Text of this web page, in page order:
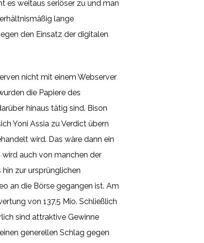
es weitaus seriöser zu und man
lange
den Einsatz der digitalen
nicht mit einem Webserver
die Papiere des
hinaus tätig sind. Bison
Yoni Assia zu Verdict übern
wird. Das wäre dann ein
auch von manchen der
zur ursprünglichen
an die Börse gegangen ist. Am
von 137,5 Mio. Schließlich
sind attraktive Gewinne
generellen Schlag gegen